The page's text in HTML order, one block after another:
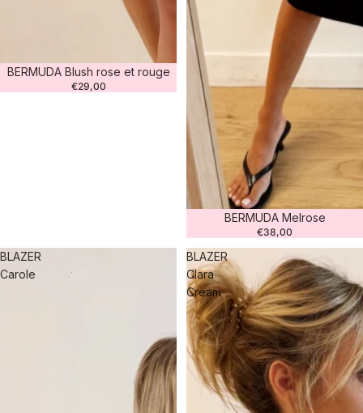
BERMUDA Blush rose et rouge
€29,00
BERMUDA Melrose
€38,00
BLAZER
Carole
BLAZER
Clara
Cream